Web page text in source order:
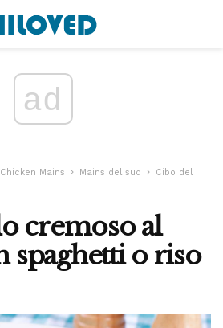
ad
Chicken Mains Mains del sud
Cibo del
cremoso al
spaghetti o riso